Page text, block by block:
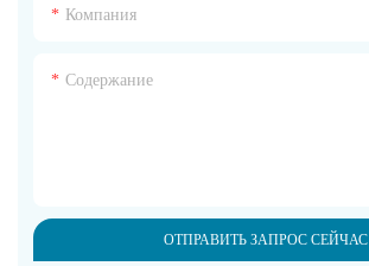
Компания
Содержание
ОТПРАВИТЬ ЗАПРОС СЕЙЧАС